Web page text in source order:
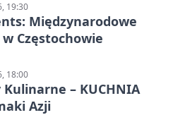
19:30
Międzynarodowe
Częstochowie
18:00
– KUCHNIA
Azji